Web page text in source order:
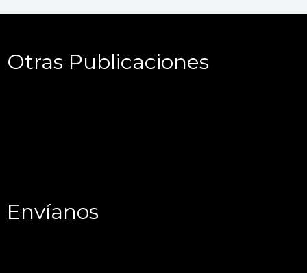
Otras Publicaciones
Envíanos